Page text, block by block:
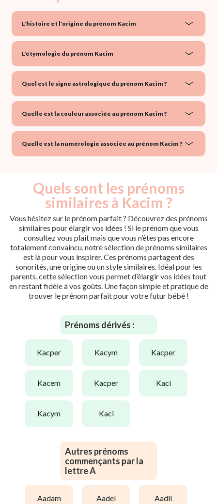
L'histoire et l'origine du prénom Kacim
L'étymologie du prénom Kacim
Quel est le signe astrologique du prénom Kacim ?
Quelle est la couleur associée au prénom Kacim ?
Quelle est la numérologie associée au prénom Kacim ?
Quels sont les prénoms
similaires à Kacim ?
Vous hésitez sur le prénom parfait ? Découvrez des prénoms
similaires pour élargir vos idées ! Si le prénom que vous
consultez vous plaît mais que vous n’êtes pas encore
totalement convaincu, notre sélection de prénoms similaires
est là pour vous inspirer. Ces prénoms partagent des
sonorités, une origine ou un style similaires. Idéal pour les
parents, cette sélection vous permet d’élargir vos idées tout
en restant fidèle à vos goûts. Une façon simple et pratique de
trouver le prénom parfait pour votre futur bébé !
Prénoms dérivés :
kacper kacym kacper
kacem kacper kaci
kacym kaci
Autres prénoms
commençants par la
lettre A
aadam aadel aadil